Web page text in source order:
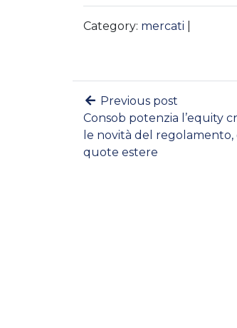
Category: mercati
Previous post
Consob potenzia l’equity
le novità del
quote estere